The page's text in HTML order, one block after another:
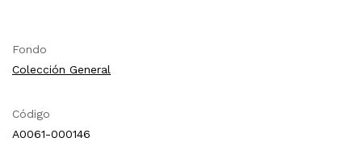
Fondo
Colección General
Código
A0061-000146